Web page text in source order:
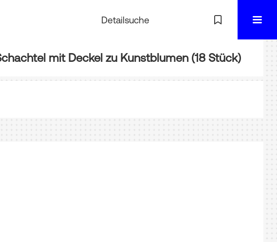
Detailsuche
mit Deckel zu Kunstblumen (18 Stück)